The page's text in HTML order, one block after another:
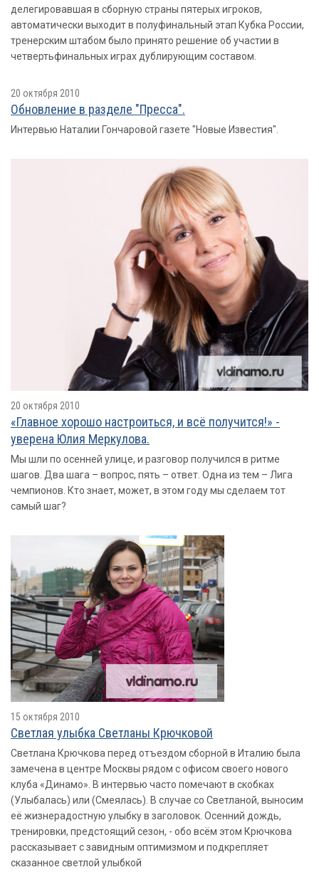
делегировавшая в сборную страны пятерых игроков,
автоматически выходит в полуфинальный этап Кубка России,
тренерским штабом было принято решение об участии в
четвертьфинальных играх дублирующим составом.
20 октября 2010
Обновление в разделе "Пресса".
Интервью Наталии Гончаровой газете "Новые Известия".
20 октября 2010
«Главное хорошо настроиться, и всё получится!» -
уверена Юлия Меркулова.
Мы шли по осенней улице, и разговор получился в ритме
шагов. Два шага – вопрос, пять – ответ. Одна из тем – Лига
чемпионов. Кто знает, может, в этом году мы сделаем тот
самый шаг?
15 октября 2010
Светлая улыбка Светланы Крючковой
Светлана Крючкова перед отъездом сборной в Италию была
замечена в центре Москвы рядом с офисом своего нового
клуба «Динамо». В интервью часто помечают в скобках
(Улыбалась) или (Смеялась). В случае со Светланой, выносим
её жизнерадостную улыбку в заголовок. Осенний дождь,
тренировки, предстоящий сезон, - обо всём этом Крючкова
рассказывает с завидным оптимизмом и подкрепляет
сказанное светлой улыбкой